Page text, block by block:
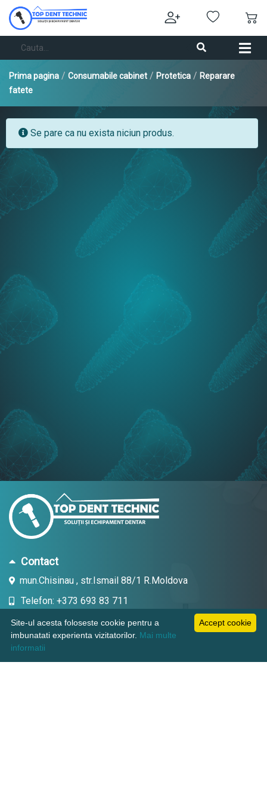
Prima pagina / Consumabile cabinet / Protetica / Reparare
fatete
Se pare ca nu exista niciun produs.
Contact
mun.Chisinau , str.Ismail 88/1 R.Moldova
Telefon: +373 693 83 711
Email: topdent.technic@gmail.com
Accept cookie
Site-ul acesta foloseste cookie pentru a
imbunatati experienta vizitatorilor. Mai multe
informatii